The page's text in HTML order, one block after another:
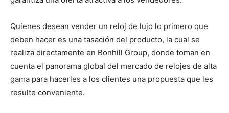
Quienes desean vender un reloj de lujo lo primero que
deben hacer es una tasación del producto, la cual se
realiza directamente en Bonhill Group, donde toman en
cuenta el panorama global del mercado de relojes de alta
gama para hacerles a los clientes una propuesta que les
resulte conveniente.